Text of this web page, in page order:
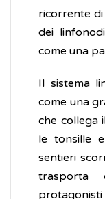
ricorrente di
dei
come una
Il sistema
come una
che collega
le tonsille
sentieri
trasporta